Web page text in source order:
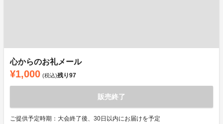
心からのお礼メール
¥1,000 (税込)残り97
販売終了
ご提供予定時期：大会終了後、30日以内にお届けを予定